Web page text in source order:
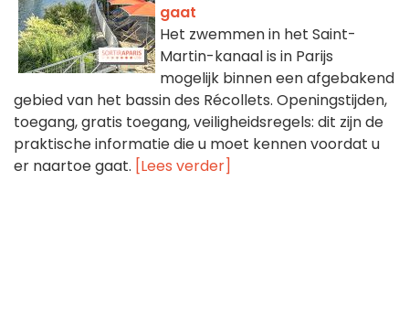
gaat
Het zwemmen in het Saint-
Martin-kanaal is in Parijs
mogelijk binnen een afgebakend
gebied van het bassin des Récollets. Openingstijden,
toegang, gratis toegang, veiligheidsregels: dit zijn de
praktische informatie die u moet kennen voordat u
er naartoe gaat. [Lees verder]